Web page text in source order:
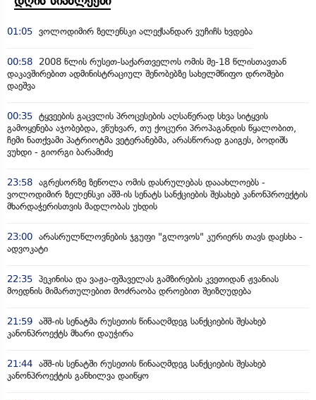
01:05 ვოლოდიმირ ზელენსკი ალექსანდარ ვუჩიჩს ხვდება
00:58
2008 წლის რუსეთ-საქართველოს ომის მე-18 წლისთავთან
დაკავშირებით ადმინისტრაციულ შენობებზე სახელმწიფო დროშები
დაეშვა
00:35 ტყვეების გაცვლის პროცესების აღსაწერად სხვა სიტყვის
გამოყენება აჯობებდა, ვწუხვარ, თუ ქოცური პროპაგანდის წყალობით,
ჩემი ნათქვამი პატრიოტმა ვეტერანებმა, არასწორად გაიგეს, ბოდიშს
ვუხდი - გიორგი ბარამიძე
23:58 აგრესორზე ზეწოლა ომის დასრულებას დააახლოებს -
ვოლოდიმირ ზელენსკი აშშ-ის სენატს სანქციების შესახებ კანონპროექტის
მხარდაჭერისთვის მადლობას უხდის
23:00 არასრულწლოვნების ჯგუფი "გლოვოს" კურიერს თავს დაესხა -
ადვოკატი
22:35 პეკინისა და ვაჟა-ფშაველას გამზირების კვეთიდან ჟვანიას
მოედნის მიმართულებით მოძრაობა დროებით შეიზღუდება
21:59 აშშ-ის სენატმა რუსეთის წინააღმდეგ სანქციების შესახებ
კანონპროექტს მხარი დაუჭირა
21:44 აშშ-ის სენატში რუსეთის წინააღმდეგ სანქციების შესახებ
კანონპროექტის განხილვა დაიწყო